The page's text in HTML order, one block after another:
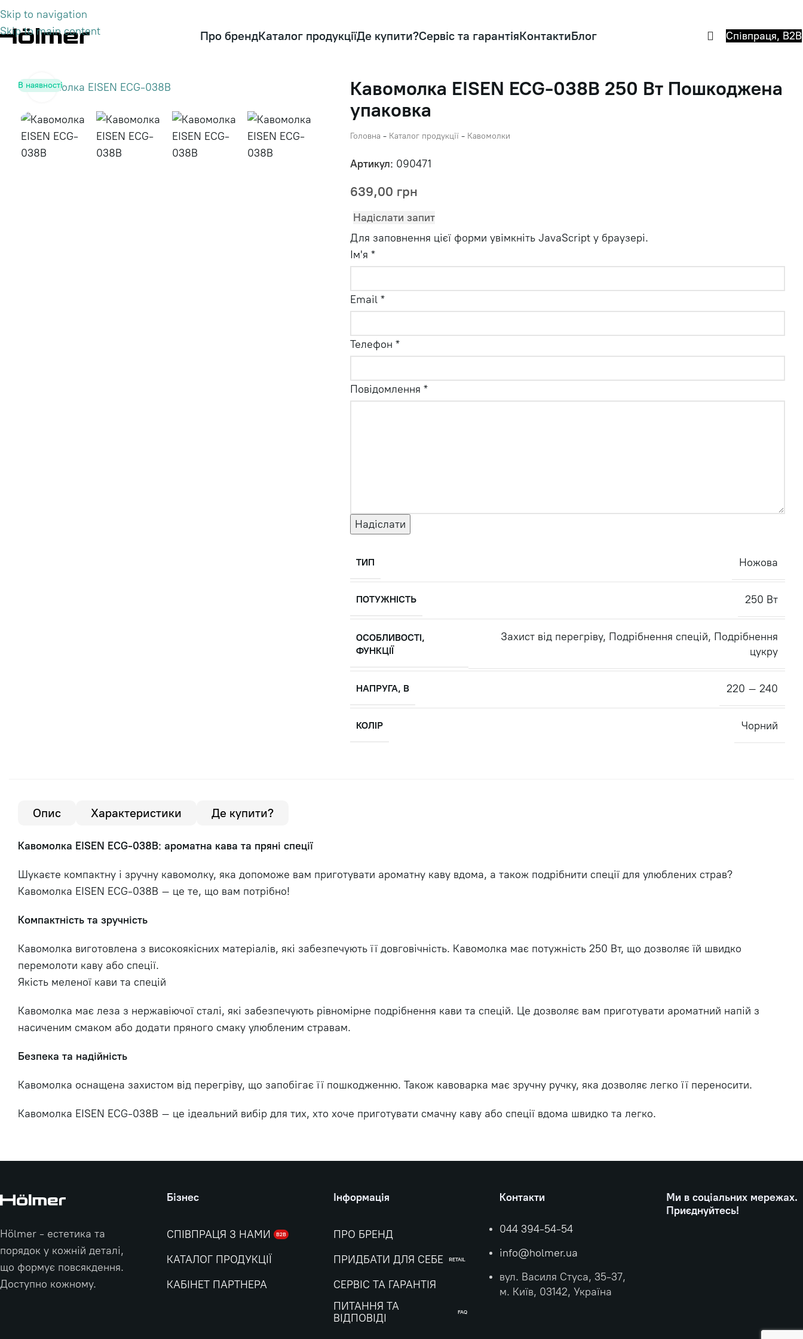
Skip to navigation
Skip to main content
Про брендКаталог продукціїДе купити?Сервіс та гарантіяКонтактиБлог Співпраця, B2B
В наявностіClick to enlarge
Кавомолка EISEN ECG-038B 250 Вт Пошкоджена
упаковка
Головна - Каталог продукції- Кавомолки
Артикул: 090471
639,00 грн
Надіслати запит
Для заповнення цієї форми увімкніть JavaScript у браузері.
Ім'я *
Email *
Телефон *
Повідомлення *
Надіслати
ТИП Ножова
ПОТУЖНІСТЬ 250 Вт
ОСОБЛИВОСТІ,
ФУНКЦІЇ
Захист від перегріву, Подрібнення спецій, Подрібнення
цукру
НАПРУГА, В 220 – 240
КОЛІР Чорний
Опис Характеристики Де купити?
Кавомолка EISEN ECG-038B: ароматна кава та пряні спеції
Шукаєте компактну і зручну кавомолку, яка допоможе вам приготувати ароматну каву вдома, а також подрібнити спеції для улюблених страв?
Кавомолка EISEN ECG-038B – це те, що вам потрібно!
Компактність та зручність
Кавомолка виготовлена з високоякісних матеріалів, які забезпечують її довговічність. Кавомолка має потужність 250 Вт, що дозволяє їй швидко
перемолоти каву або спеції.
Якість меленої кави та спецій
Кавомолка має леза з нержавіючої сталі, які забезпечують рівномірне подрібнення кави та спецій. Це дозволяє вам приготувати ароматний напій з
насиченим смаком або додати пряного смаку улюбленим стравам.
Безпека та надійність
Кавомолка оснащена захистом від перегріву, що запобігає її пошкодженню. Також кавоварка має зручну ручку, яка дозволяє легко її переносити.
Кавомолка EISEN ECG-038B – це ідеальний вибір для тих, хто хоче приготувати смачну каву або спеції вдома швидко та легко.
Hölmer - естетика та
порядок у кожній деталі,
що формує повсякдення.
Доступно кожному.
Бізнес
СПІВПРАЦЯ З НАМИ B2B
КАТАЛОГ ПРОДУКЦІЇ
КАБІНЕТ ПАРТНЕРА
Інформація
ПРО БРЕНД
ПРИДБАТИ ДЛЯ СЕБЕ
RETAIL
СЕРВІС ТА ГАРАНТІЯ
ПИТАННЯ ТА
ВІДПОВІДІ
FAQ
Контакти
044 394-54-54
info@holmer.ua
вул. Василя Стуса, 35-37,
м. Київ, 03142, Україна
Ми в соціальних мережах.
Приєднуйтесь!